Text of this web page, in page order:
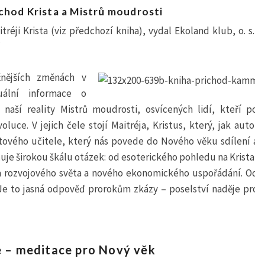
Krista a Mistrů moudrosti
Krista (viz předchozí kniha), vydal Ekoland klub, o.
změnách v
informace o
naší reality Mistrů moudrosti, osvícených lidí, kteří
V jejich čele stojí Maitréja, Kristus, který, jak
učitele, který nás povede do Nového věku sdílení
širokou škálu otázek: od esoterického pohledu na
světa a nového ekonomického uspořádání.
to jasná odpověď prorokům zkázy – poselství naděje
– meditace pro Nový věk